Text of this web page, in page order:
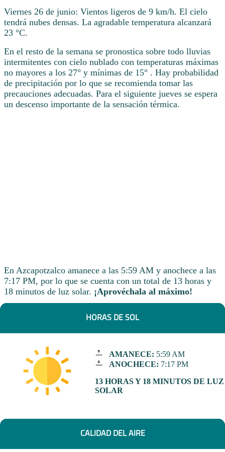
Viernes 26 de junio: Vientos ligeros de 9 km/h. El cielo
tendrá nubes densas. La agradable temperatura alcanzará
23 °C.
En el resto de la semana se pronostica sobre todo lluvias
intermitentes con cielo nublado con temperaturas máximas
no mayores a los 27° y mínimas de 15° . Hay probabilidad
de precipitación por lo que se recomienda tomar las
precauciones adecuadas. Para el siguiente jueves se espera
un descenso importante de la sensación térmica.
En Azcapotzalco amanece a las 5:59 AM y anochece a las
7:17 PM, por lo que se cuenta con un total de 13 horas y
18 minutos de luz solar. ¡Aprovéchala al máximo!
HORAS DE SOL
AMANECE: 5:59 AM
ANOCHECE: 7:17 PM
13 HORAS Y 18 MINUTOS DE LUZ
SOLAR
CALIDAD DEL AIRE